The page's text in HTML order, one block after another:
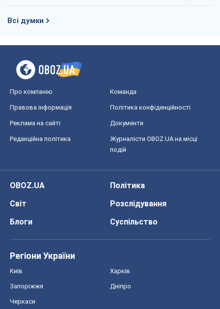
Всі думки
Про компанію Команда
Правова інформація Політика конфіденційності
Реклама на сайті Документи
Редакційна політика
Журналісти OBOZ.UA на місці
подій
OBOZ.UA
Політика
Світ
Розслідування
Блоги
Суспільство
Регіони України
Київ Харків
Запоріжжя Дніпро
Черкаси